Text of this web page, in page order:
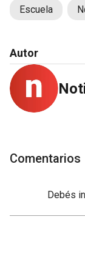
Escuela
Autor
Comentarios
Debés